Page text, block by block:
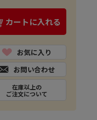
カートに入れる
お気に入り
お問い合わせ
在庫以上の
ご注文について